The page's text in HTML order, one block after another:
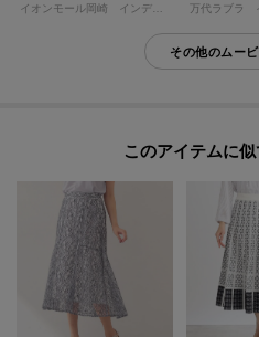
万代ラブラ
その他のムー
このアイテムに